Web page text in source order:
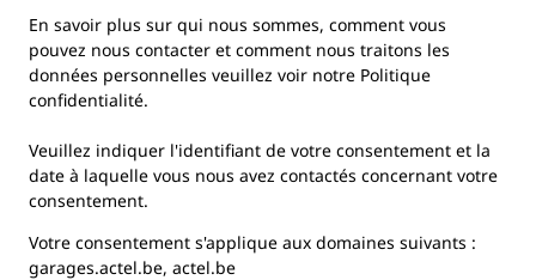
En savoir plus sur qui nous sommes, comment vous
pouvez nous contacter et comment nous traitons les
données personnelles veuillez voir notre Politique
confidentialité.
Veuillez indiquer l'identifiant de votre consentement et la
date à laquelle vous nous avez contactés concernant votre
consentement.
Votre consentement s'applique aux domaines suivants :
garages.actel.be, actel.be